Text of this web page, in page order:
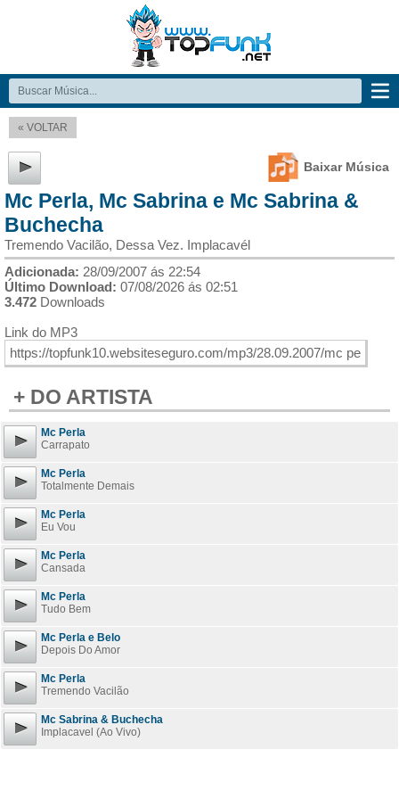
« VOLTAR
Baixar Música
Mc Perla, Mc Sabrina e Mc Sabrina &
Buchecha
Tremendo Vacilão, Dessa Vez. Implacavél
Adicionada: 28/09/2007 ás 22:54
Último Download: 07/08/2026 ás 02:51
3.472 Downloads
Link do MP3
+ DO ARTISTA
Mc Perla
Carrapato
Mc Perla
Totalmente Demais
Mc Perla
Eu Vou
Mc Perla
Cansada
Mc Perla
Tudo Bem
Mc Perla e Belo
Depois Do Amor
Mc Perla
Tremendo Vacilão
Mc Sabrina & Buchecha
Implacavel (Ao Vivo)